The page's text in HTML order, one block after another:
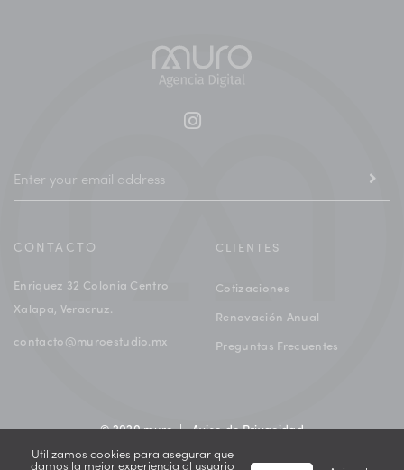
CONTACTO
Enriquez 32 Colonia Centro
Xalapa, Veracruz.
contacto@muroestudio.mx
CLIENTES
Cotizaciones
Renovación Anual
Preguntas Frecuentes
© 2020 muro |Aviso de Privacidad
Utilizamos cookies para asegurar que
damos la mejor experiencia al usuario